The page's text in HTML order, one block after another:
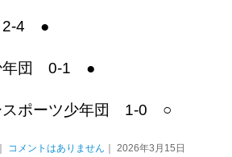
2-4 ●
年団 0-1 ●
ポーツ少年団 1-0 ○
コメントはありません ｜ 2026年3月15日